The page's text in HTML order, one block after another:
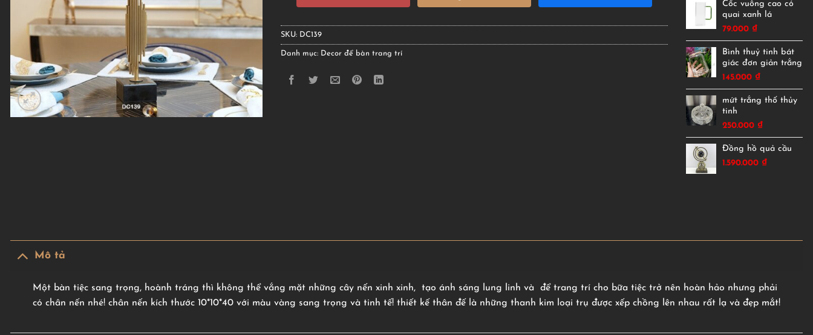
SKU: DC139
Danh mục: Decor để bàn trang trí
Cốc vuông cao có
quai xanh lá
79.000 ₫
Bình thuỷ tinh bát
giác đơn giản trắng
145.000 ₫
mứt trắng thố thủy
tinh
250.000 ₫
Đồng hồ quả cầu
1.590.000 ₫
Mô tả
Một bàn tiệc sang trọng, hoành tráng thì không thể vắng mặt những cây nến xinh xinh, tạo ánh sáng lung linh và để trang trí cho bữa tiệc trở nên hoàn hảo nhưng phải
có chân nến nhé! chân nến kích thước 10*10*40 với màu vàng sang trọng và tinh tế! thiết kế thân đế là những thanh kim loại trụ được xếp chồng lên nhau rất lạ và đẹp mắt!